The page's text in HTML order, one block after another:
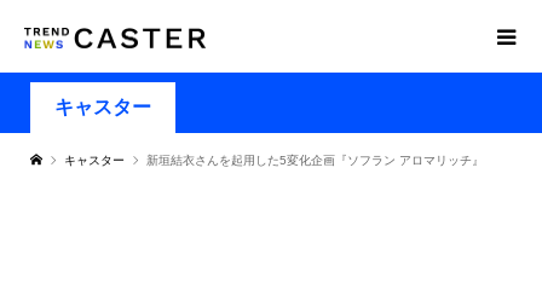
キャスター
キャスター 新垣結衣さんを起用した5変化企画『ソフラン アロマリッチ』